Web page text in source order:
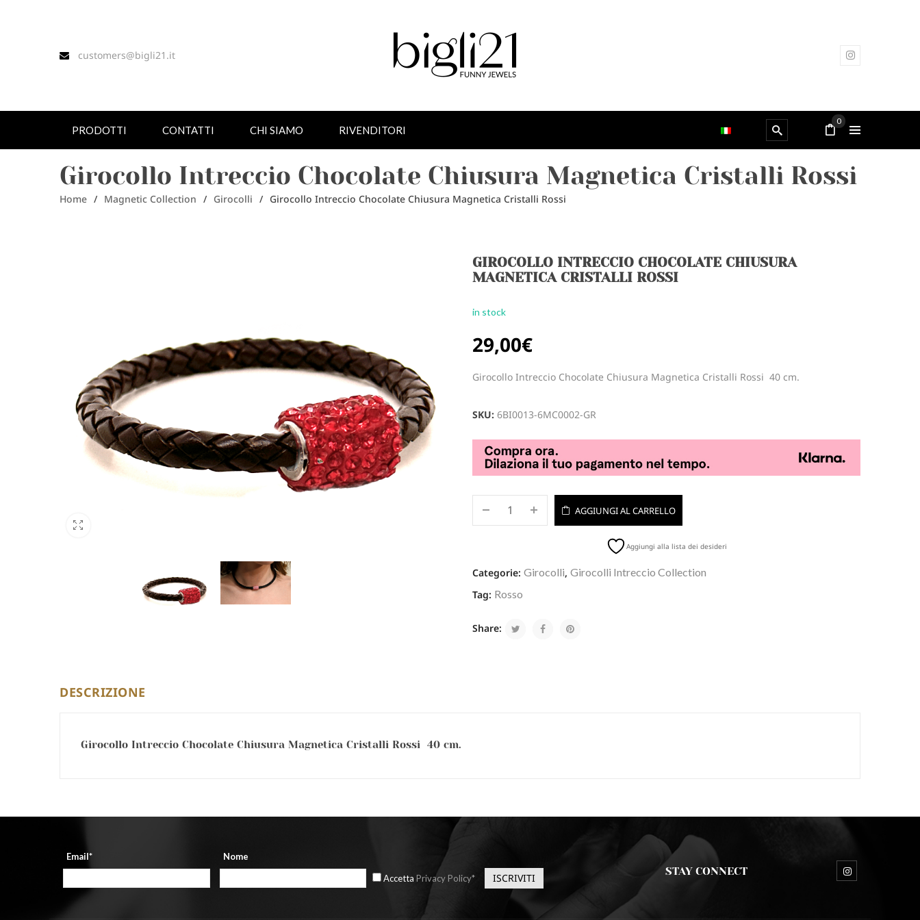
customers@bigli21.it
PRODOTTI CONTATTI CHI SIAMO RIVENDITORI
0
Girocollo Intreccio Chocolate Chiusura Magnetica Cristalli Rossi
Home / Magnetic Collection / Girocolli / Girocollo Intreccio Chocolate Chiusura Magnetica Cristalli Rossi
GIROCOLLO INTRECCIO CHOCOLATE CHIUSURA
MAGNETICA CRISTALLI ROSSI
in stock
29,00€
Girocollo Intreccio Chocolate Chiusura Magnetica Cristalli Rossi 40 cm.
SKU:6BI0013-6MC0002-GR
AGGIUNGI AL CARRELLO
Aggiungi alla lista dei desideri
Categorie:Girocolli,Girocolli Intreccio Collection
Tag: Rosso
Share:
DESCRIZIONE
Girocollo Intreccio Chocolate Chiusura Magnetica Cristalli Rossi 40 cm.
Email*
Nome
Accetta Privacy Policy*
STAY CONNECT